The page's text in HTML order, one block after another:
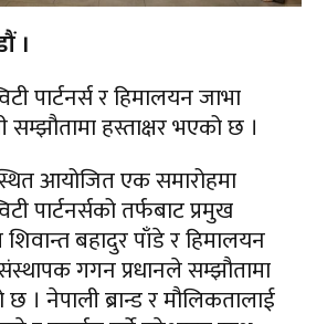
।
पार्टनर्स र हिमालयन जाभा
हस्ताक्षर भएको छ ।
आयोजित एक समारोहमा
पार्टनर्सको तर्फबाट प्रमुख
बहादुर पाँडे र हिमालयन
गगन प्रधानले सम्झौतामा
छ । नेपाली ब्रान्ड र मौलिकतालाई